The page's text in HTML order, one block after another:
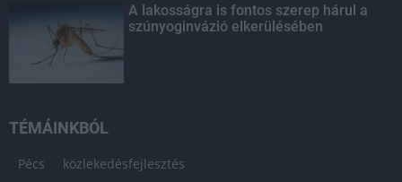
A lakosságra is fontos szerep hárul a
szúnyoginvázió elkerülésében
TÉMÁINKBÓL
Pécs közlekedésfejlesztés